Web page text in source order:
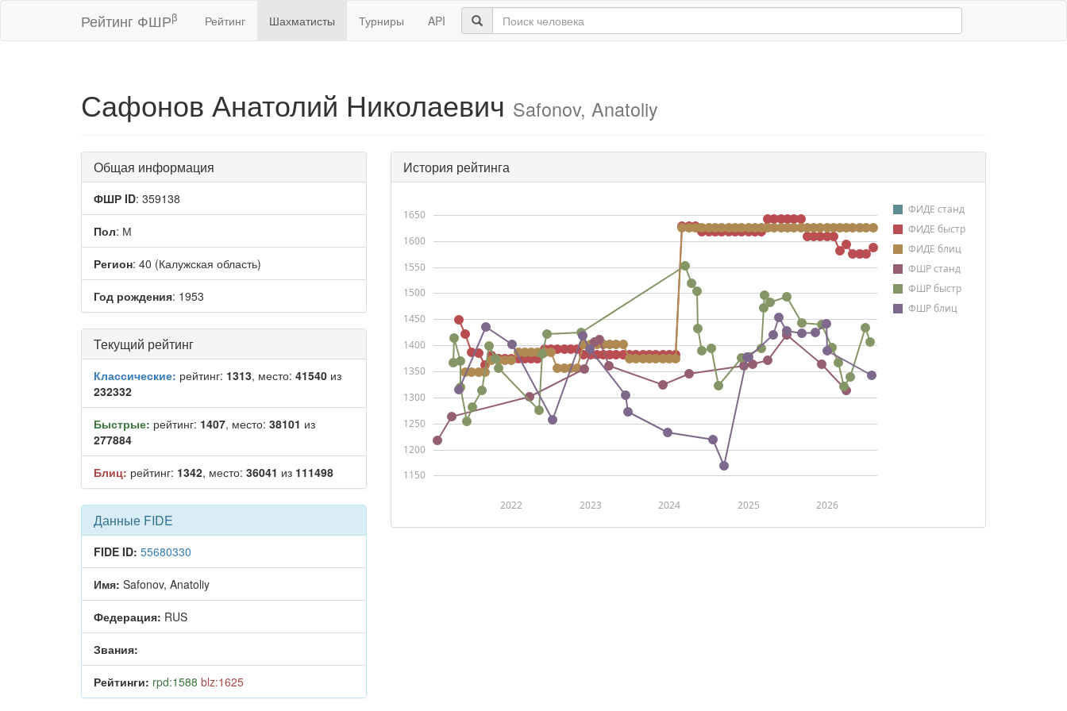
Рейтинг ФШРβ Рейтинг Шахматисты Турниры API
Сафонов Анатолий Николаевич Safonov, Anatoliy
Общая информация
ФШР ID: 359138
Пол: М
Регион: 40 (Калужская область)
Год рождения: 1953
Текущий рейтинг
Классические: рейтинг: 1313, место: 41540 из
232332
Быстрые: рейтинг: 1407, место: 38101 из
277884
Блиц: рейтинг: 1342, место: 36041 из 111498
Данные FIDE
FIDE ID: 55680330
Имя: Safonov, Anatoliy
Федерация: RUS
Звания:
Рейтинги: rpd:1588 blz:1625
История рейтинга
ФИДЕ станд
ФИДЕ быстр
ФИДЕ блиц
ФШР станд
ФШР быстр
ФШР блиц
2022 2023 2024 2025 2026
1150
1200
1250
1300
1350
1400
1450
1500
1550
1600
1650